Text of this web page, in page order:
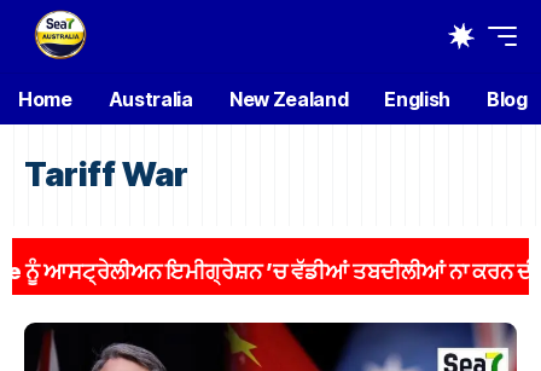
Home Australia New Zealand English Blog
Tariff War
ਇਮੀਗ੍ਰੇਸ਼ਨ ’ਚ ਵੱਡੀਆਂ ਤਬਦੀਲੀਆਂ ਨਾ ਕਰਨ ਦੀ